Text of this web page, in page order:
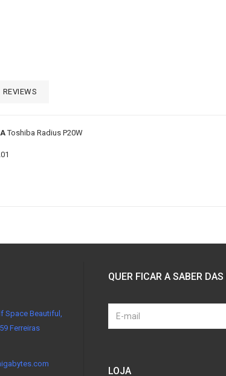
REVIEWS
Toshiba Radius P20W
Space Beautiful,
Ferreiras
QUER FICAR A SABER
LOJA